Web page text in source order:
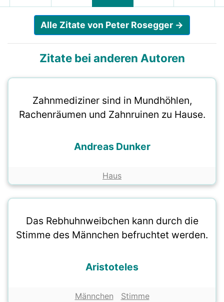
Alle Zitate von Peter Rosegger →
Zitate bei anderen Autoren
Zahnmediziner sind in Mundhöhlen,
Rachenräumen und Zahnruinen zu Hause.
Andreas Dunker
Haus
Das Rebhuhnweibchen kann durch die
Stimme des Männchen befruchtet werden.
Aristoteles
Männchen Stimme